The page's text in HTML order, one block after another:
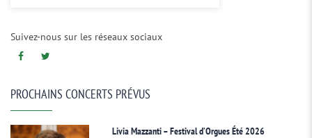
Suivez-nous sur les réseaux sociaux
PROCHAINS CONCERTS PRÉVUS
Livia Mazzanti – Festival d’Orgues Été 2026